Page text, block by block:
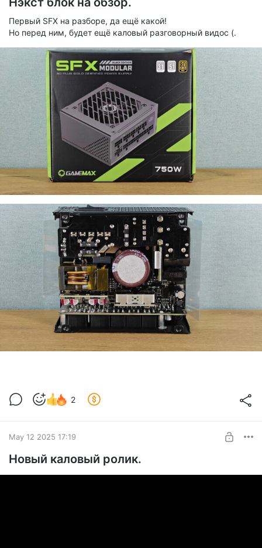
Первый SFX на разборе, да ещё какой!
Но перед ним, будет ещё каловый разговорный видос (.
2
May 12 2025 17:19
Новый каловый ролик.